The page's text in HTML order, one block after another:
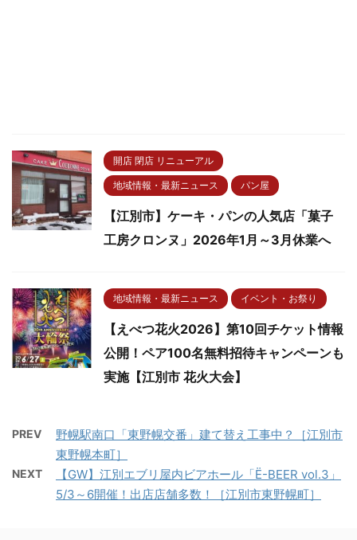
開店 閉店 リニューアル
地域情報・最新ニュース パン屋
【江別市】ケーキ・パンの人気店「菓子
工房クロンヌ」2026年1月～3月休業へ
地域情報・最新ニュース イベント・お祭り
【えべつ花火2026】第10回チケット情報
公開！ペア100名無料招待キャンペーンも
実施【江別市 花火大会】
PREV
野幌駅南口「東野幌交番」建て替え工事中？［江別市
東野幌本町］
NEXT
【GW】江別エブリ屋内ビアホール「Ё-BEER vol.3」
5/3～6開催！出店店舗多数！［江別市東野幌町］